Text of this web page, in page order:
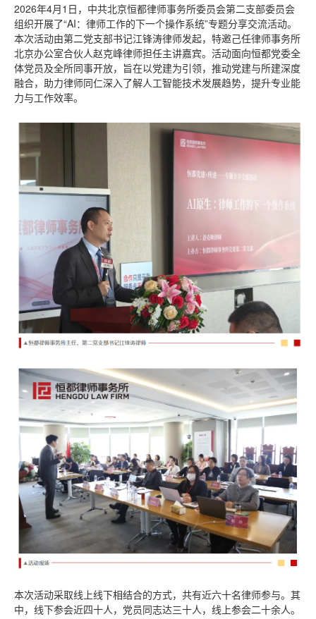
2026年4月1日，中共北京恒都律师事务所委员会第二支部委员会
组织开展了“AI：律师工作的下一个操作系统”专题分享交流活动。
本次活动由第二党支部书记江锋涛律师发起，特邀己任律师事务所
北京办公室合伙人赵克峰律师担任主讲嘉宾。活动面向恒都党委全
体党员及全所同事开放，旨在以党建为引领，推动党建与所建深度
融合，助力律师同仁深入了解人工智能技术发展趋势，提升专业能
力与工作效率。
本次活动采取线上线下相结合的方式，共有近六十名律师参与。其
中，线下参会近四十人，党员同志达三十人，线上参会二十余人。